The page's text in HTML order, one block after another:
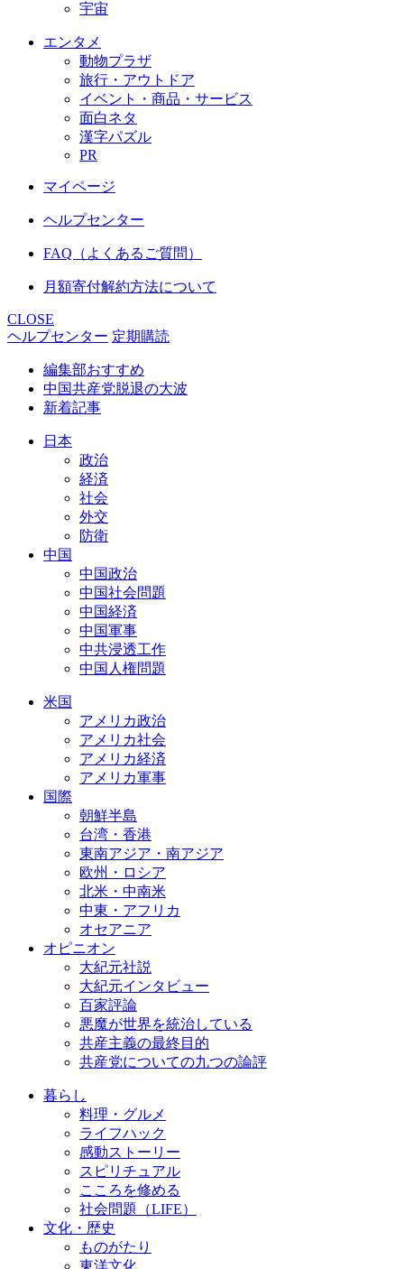
宇宙
エンタメ
動物プラザ
旅行・アウトドア
イベント・商品・サービス
面白ネタ
漢字パズル
PR
マイページ
ヘルプセンター
FAQ（よくあるご質問）
月額寄付解約方法について
CLOSE
ヘルプセンター 定期購読
編集部おすすめ
中国共産党脱退の大波
新着記事
日本
政治
経済
社会
外交
防衛
中国
中国政治
中国社会問題
中国経済
中国軍事
中共浸透工作
中国人権問題
米国
アメリカ政治
アメリカ社会
アメリカ経済
アメリカ軍事
国際
朝鮮半島
台湾・香港
東南アジア・南アジア
欧州・ロシア
北米・中南米
中東・アフリカ
オセアニア
オピニオン
大紀元社説
大紀元インタビュー
百家評論
悪魔が世界を統治している
共産主義の最終目的
共産党についての九つの論評
暮らし
料理・グルメ
ライフハック
感動ストーリー
スピリチュアル
こころを修める
社会問題（LIFE）
文化・歴史
ものがたり